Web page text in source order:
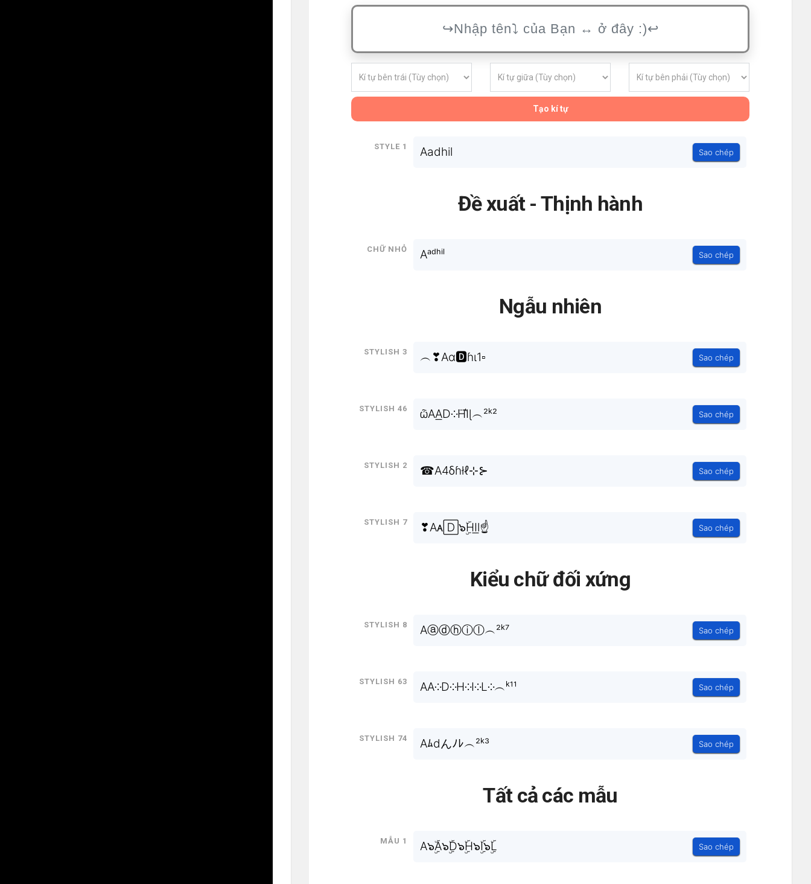
Tạo kí tự
Style 1 Aadhil Sao chép
Đề xuất - Thịnh hành
Chữ nhỏ Aᵃᵈʰⁱˡ Sao chép
Ngẫu nhiên
Stylish 3 ︵❣Aα🅳ɦι1▫ Sao chép
Stylish 46 ѽAA͟D༶H⃜I͛ɭ︵²ᵏ² Sao chép
Stylish 2 ☎A4δɦłℓ⊹⊱ Sao chép
Stylish 7 ❣Aᴀ🄳๖ۣۜHI͟l☝ Sao chép
Kiểu chữ đối xứng
Stylish 8 Aⓐⓓⓗⓘⓛ︵²ᵏ⁷ Sao chép
Stylish 63 AA༶D༶H༶I༶L༶︵ᵏ¹¹ Sao chép
Stylish 74 Aﾑdんﾉﾚ︵²ᵏ³ Sao chép
Tất cả các mẫu
Mẫu 1 A๖ۣۜA๖ۣۜD๖ۣۜH๖ۣۜI๖ۣۜL Sao chép